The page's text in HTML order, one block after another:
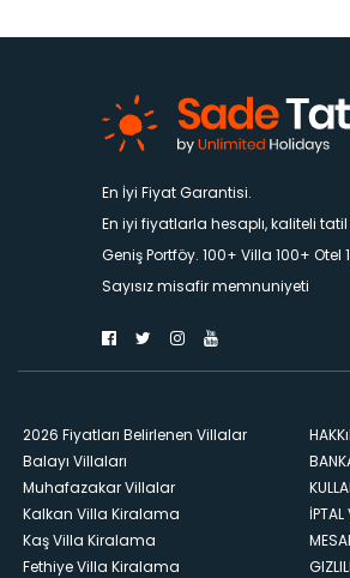
En İyi Fiyat Garantisi.
En iyi fiyatlarla hesaplı, kaliteli
Geniş Portföy. 100+ Villa 100+ Otel
Sayısız misafir memnuniyeti
2026 Fiyatları Belirlenen Villalar
Balayı Villaları
Muhafazakar Villalar
Kalkan Villa Kiralama
Kaş Villa Kiralama
Fethiye Villa Kiralama
İPTAL